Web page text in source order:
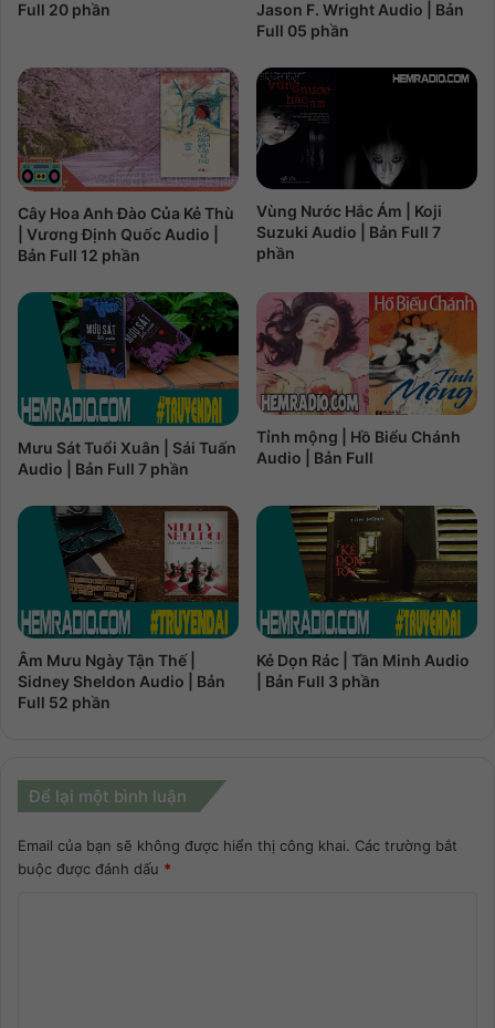
Full 20 phần
Jason F. Wright Audio | Bản
Full 05 phần
Cây Hoa Anh Đào Của Kẻ Thù
| Vương Định Quốc Audio |
Bản Full 12 phần
Vùng Nước Hắc Ám | Koji
Suzuki Audio | Bản Full 7
phần
Mưu Sát Tuổi Xuân | Sái Tuấn
Audio | Bản Full 7 phần
Tỉnh mộng | Hồ Biểu Chánh
Audio | Bản Full
Âm Mưu Ngày Tận Thế |
Sidney Sheldon Audio | Bản
Full 52 phần
Kẻ Dọn Rác | Tần Minh Audio
| Bản Full 3 phần
Để lại một bình luận
Email của bạn sẽ không được hiển thị công khai. Các trường bắt
buộc được đánh dấu *